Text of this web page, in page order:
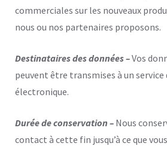
commerciales sur les nouveaux
nous ou nos partenaires proposons.
Destinataires des données –Vos
peuvent être transmises à un
électronique.
Durée de conservation – Nous
contact à cette fin jusqu’à ce que